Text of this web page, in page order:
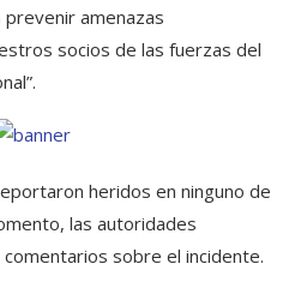
amenazas
socios de las fuerzas del
heridos en ninguno de
las autoridades
sobre el incidente.